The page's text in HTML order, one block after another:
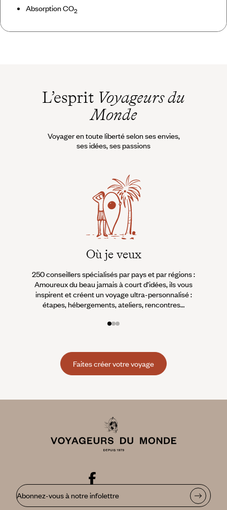
Absorption CO2
L’esprit Voyageurs du
Monde
Voyager en toute liberté selon ses envies,
ses idées, ses passions
Où je veux
250 conseillers spécialisés par pays et par régions :
Amoureux du beau jamais à court d’idées, ils vous
inspirent et créent un voyage ultra-personnalisé :
étapes, hébergements, ateliers, rencontres…
Faites créer votre voyage
Abonnez-vous à notre infolettre